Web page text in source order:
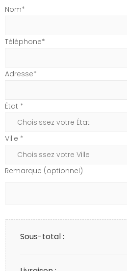
Nom*
Téléphone*
Adresse*
État *
Ville *
Remarque (optionnel)
Sous-total :